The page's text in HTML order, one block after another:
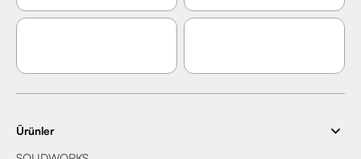
Ürünler